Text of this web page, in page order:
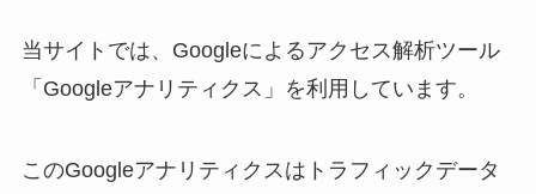
当サイトでは、Googleによるアクセス解析ツール
「Googleアナリティクス」を利用しています。
このGoogleアナリティクスはトラフィックデータ